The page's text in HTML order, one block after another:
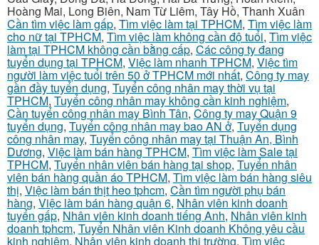
Hoàng Mai, Long Biên, Nam Từ Liêm, Tây Hồ, Thanh Xuân
Cần tìm việc làm gấp, Tìm việc làm tại TPHCM, Tìm việc làm
cho nữ tại TPHCM, Tìm việc làm không cần độ tuổi, Tìm việc
làm tại TPHCM không cần bằng cấp, Các công ty đang
tuyển dụng tại TPHCM, Việc làm nhanh TPHCM, Việc tìm
người làm việc tuổi trên 50 ở TPHCM mới nhất, Công ty may
gần đầy tuyển dụng, Tuyển công nhân may thời vụ tại
TPHCM, Tuyển công nhân may không cần kinh nghiệm,
Cần tuyển công nhân may Bình Tân, Công ty may Quận 9
tuyển dụng, Tuyển công nhân may bao AN ở, Tuyển dụng
công nhân may, Tuyển công nhân may tại Thuận An, Bình
Dương, Việc làm bán hàng TPHCM, Tìm việc làm Sale tại
TPHCM, Tuyển nhân viên bán hàng tại shop, Tuyển nhân
viên bán hàng quần áo TPHCM, Tìm việc làm bán hàng siêu
thị, Việc làm bán thịt heo tphcm, Cần tìm người phụ bán
hàng, Việc làm bán hàng quận 6, Nhân viên kinh doanh
tuyển gấp, Nhân viên kinh doanh tiếng Anh, Nhân viên kinh
doanh tphcm, Tuyển Nhân viên Kinh doanh Không yêu cầu
kinh nghiệm, Nhân viên kinh doanh thị trường, Tìm việc